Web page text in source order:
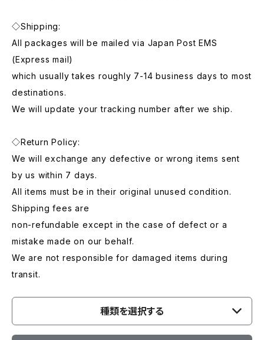
◇Shipping:
All packages will be mailed via Japan Post EMS
(Express mail)
which usually takes roughly 7-14 business days to most
destinations.
We will update your tracking number after we ship.
◇Return Policy:
We will exchange any defective or wrong items sent
by us within 7 days.
All items must be in their original unused condition.
Shipping fees are
non-refundable except in the case of defect or a
mistake made on our behalf.
We are not responsible for damaged items during
transit.
種類を選択する